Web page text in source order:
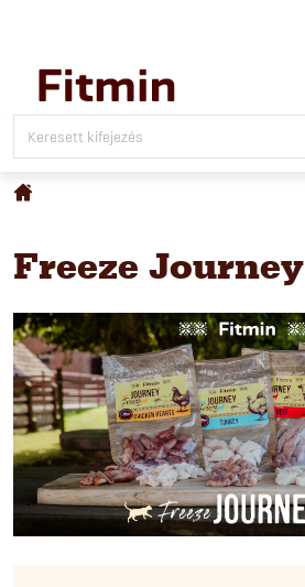
tartalomhoz
Kezdőlap
Freeze Journey